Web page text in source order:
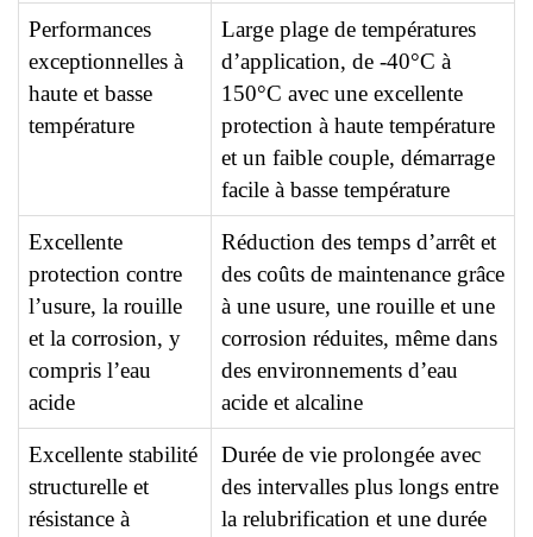
Performances
exceptionnelles à
haute et basse
température
Large plage de températures
d’application, de -40°C à
150°C avec une excellente
protection à haute température
et un faible couple, démarrage
facile à basse température
Excellente
protection contre
l’usure, la rouille
et la corrosion, y
compris l’eau
acide
Réduction des temps d’arrêt et
des coûts de maintenance grâce
à une usure, une rouille et une
corrosion réduites, même dans
des environnements d’eau
acide et alcaline
Excellente stabilité
structurelle et
résistance à
Durée de vie prolongée avec
des intervalles plus longs entre
la relubrification et une durée